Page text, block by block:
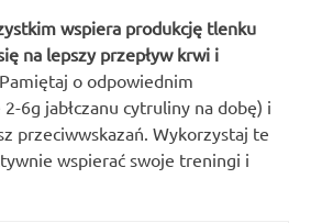
wspiera produkcję tlenku
na lepszy przepływ krwi i
Pamiętaj o odpowiednim
6g jabłczanu cytruliny na dobę) i
przeciwwskazań. Wykorzystaj te
wspierać swoje treningi i